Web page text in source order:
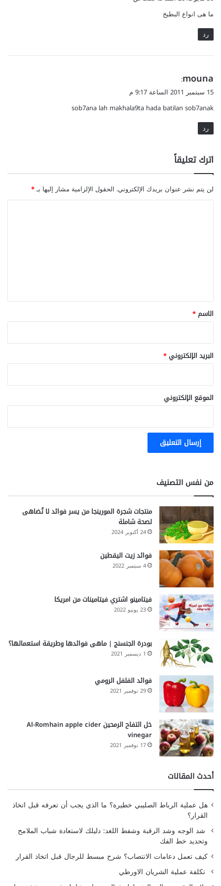
ك
خ
ا
ى
ا
ل
ش
ل
ما هى انواع البطيخ
رد
ي
ق
ل
mouna
:
15 سبتمبر 2011 الساعة 9:17 م
sob7ana lah makhala9ta hada batilan sob7anak
رد
اترك تعليقاً
لن يتم نشر عنوان بريدك الإلكتروني. الحقول الإلزامية مشار إليها بـ*
*
الاسم*
البريد الإلكتروني*
الموقع الإلكتروني
من نفس التصنيف
منتجات شجرة المورينجا من يسر فوائد لا تُضاهى
لصحة شاملة
24 أكتوبر 2024
فوائد زيت اليقطين
4 سبتمبر 2022
فيتامينو اشتري فيتامينات من امريكا
23 يونيو 2022
بودرة الجنسنج | ماهى فوائدها وطريقة استعمالها؟
1 ديسمبر 2021
فوائد الفلفل الرومي
29 نوفمبر 2021
خل التفاح الرمحين Al-Romhain apple cider
vinegar
17 نوفمبر 2021
أحدث المقالات
هل عملية الرباط الصليبي خطيرة؟ ما الذي يجب أن تعرفه قبل اتخاذ
القرار؟
شد الوجه وشد الرقبة وشفط اللغد: دليلك لاستعادة شباب الملامح
وتحديد خط الفك
كيف تعمل دعامات الانتصاب؟ شرح مبسط للرجال قبل اتخاذ القرار
تكلفة عملية الشريان الاورطي